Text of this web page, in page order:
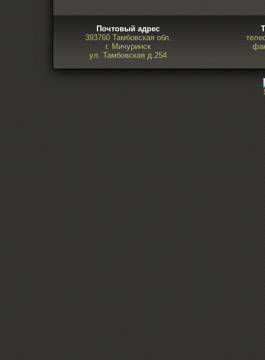
Почтовый адрес
393760 Тамбовская обл.
г. Мичуринск
ул. Тамбовская д.254